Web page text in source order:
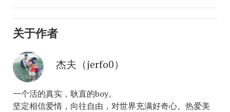
关于作者
杰夫（jerfo0）
一个活的真实，耿直的boy。
坚定相信爱情，向往自由，对世界充满好奇心。热爱美